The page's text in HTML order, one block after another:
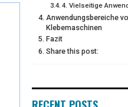
4. Vielseitige
Anwendungsbereiche
Klebemaschinen
Fazit
Share this post: